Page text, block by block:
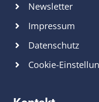
Newsletter
Impressum
Datenschutz
Cookie-